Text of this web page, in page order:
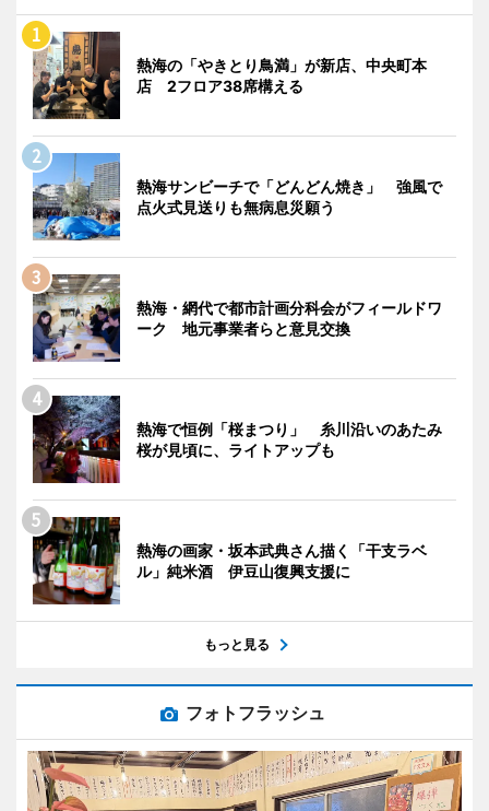
熱海の「やきとり鳥満」が新店、中央町本
店 2フロア38席構える
熱海サンビーチで「どんどん焼き」 強風で
点火式見送りも無病息災願う
熱海・網代で都市計画分科会がフィールドワ
ーク 地元事業者らと意見交換
熱海で恒例「桜まつり」 糸川沿いのあたみ
桜が見頃に、ライトアップも
熱海の画家・坂本武典さん描く「干支ラベ
ル」純米酒 伊豆山復興支援に
もっと見る
フォトフラッシュ